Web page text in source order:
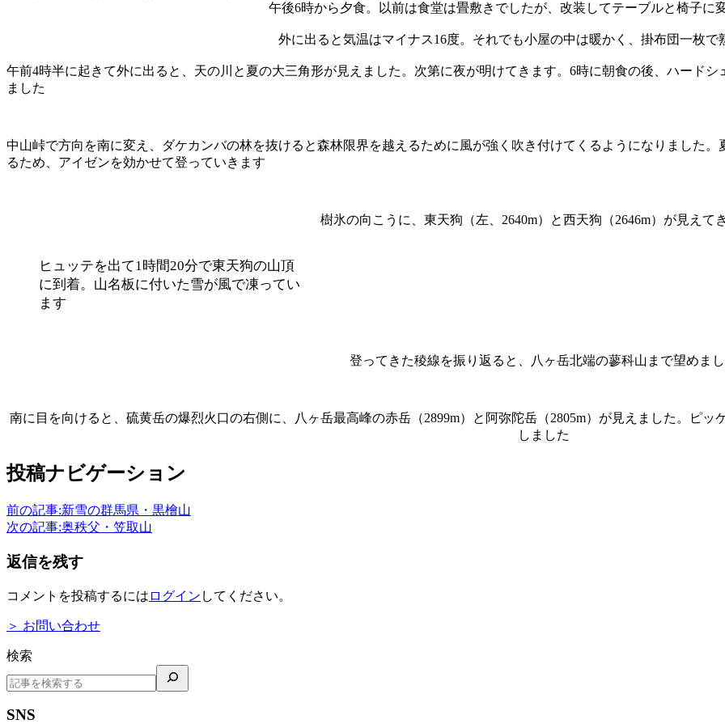
午後6時から夕食。以前は食堂は畳敷きでしたが、改装してテーブルと椅子に
外に出ると気温はマイナス16度。それでも小屋の中は暖かく、掛布団一枚で
午前4時半に起きて外に出ると、天の川と夏の大三角形が見えました。次第に夜が明けてきます。6時に朝食の後、ハード
ました
中山峠で方向を南に変え、ダケカンバの林を抜けると森林限界を越えるために風が強く吹き付けてくるようになりました
るため、アイゼンを効かせて登っていきます
樹氷の向こうに、東天狗（左、2640m）と西天狗（2646m）が見えて
ヒュッテを出て1時間20分で東天狗の山頂
に到着。山名板に付いた雪が風で凍ってい
ます
登ってきた稜線を振り返ると、八ヶ岳北端の蓼科山まで望めま
南に目を向けると、硫黄岳の爆烈火口の右側に、八ヶ岳最高峰の赤岳（2899m）と阿弥陀岳（2805m）が見えました。ピ
しました
投稿ナビゲーション
前の記事:新雪の群馬県・黒檜山
次の記事:奥秩父・笠取山
返信を残す
コメントを投稿するには ログイン してください。
＞ お問い合わせ
検索
SNS